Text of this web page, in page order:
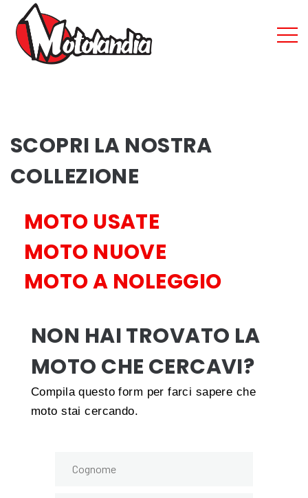
SCOPRI LA NOSTRA
COLLEZIONE
MOTO USATE
MOTO NUOVE
MOTO A NOLEGGIO
NON HAI TROVATO LA
MOTO CHE CERCAVI?
Compila questo form per farci sapere che
moto stai cercando.